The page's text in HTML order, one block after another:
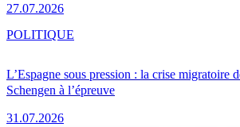
27.07.2026
L’Espagne sous pression : la crise migratoire
Schengen à l’épreuve
31.07.2026
POLITIQUE